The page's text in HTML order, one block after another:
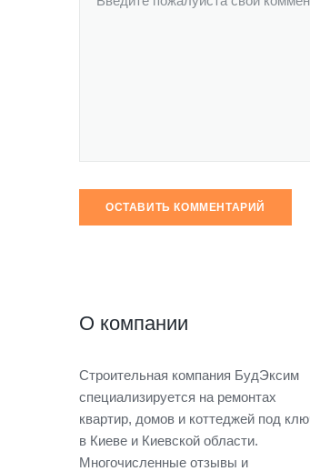
О компании
Строительная компания БудЭксим
специализируется на ремонтах
квартир, домов и коттеджей под
в Киеве и Киевской области.
Многочисленные отзывы и